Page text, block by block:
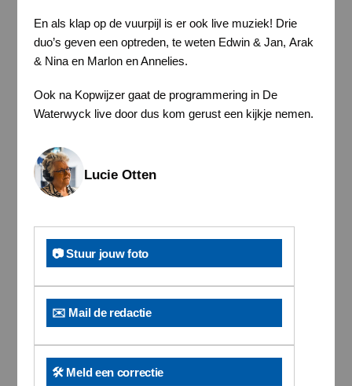
En als klap op de vuurpijl is er ook live muziek! Drie
duo’s geven een optreden, te weten Edwin & Jan, Arak
& Nina en Marlon en Annelies.
Ook na Kopwijzer gaat de programmering in De
Waterwyck live door dus kom gerust een kijkje nemen.
Lucie Otten
📷 Stuur jouw foto
✉️ Mail de redactie
🛠️ Meld een correctie